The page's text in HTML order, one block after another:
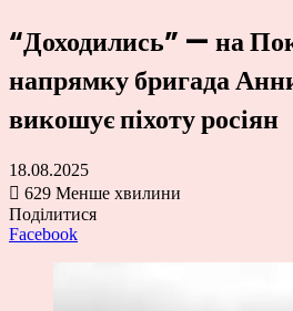
“Доходились” — на
напрямку бригада
викошує піхоту росіян
18.08.2025
629 Менше хвилини
Поділитися
Facebook